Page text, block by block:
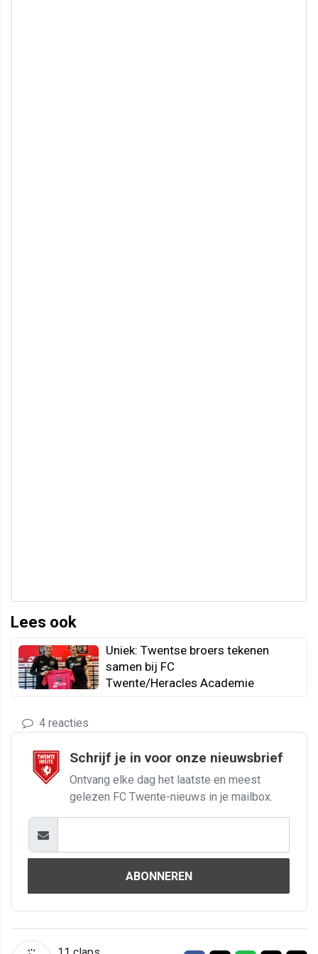
Lees ook
Uniek: Twentse broers tekenen
samen bij FC
Twente/Heracles Academie
4 reacties
Schrijf je in voor onze nieuwsbrief
Ontvang elke dag het laatste en meest
gelezen FC Twente-nieuws in je mailbox.
ABONNEREN